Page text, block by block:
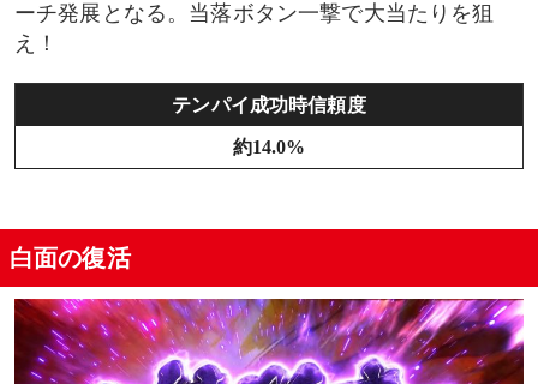
ーチ発展となる。当落ボタン一撃で大当たりを狙
え！
テンパイ成功時信頼度
約14.0%
白面の復活